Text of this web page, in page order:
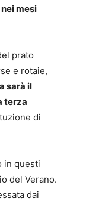
mesi
prato
e rotaie,
sarà il
terza
di
in questi
del Verano.
dai